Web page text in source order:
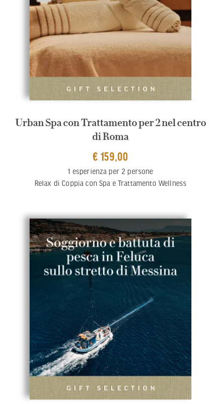
Urban Spa con Trattamento per 2 nel centro
di Roma
€ 159,00
1 esperienza per 2 persone
Relax di Coppia con Spa e Trattamento Wellness